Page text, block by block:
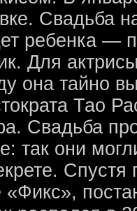
Свадьба
ребенка —
Для
она тайно
Тао
Свадьба
так они
Спустя